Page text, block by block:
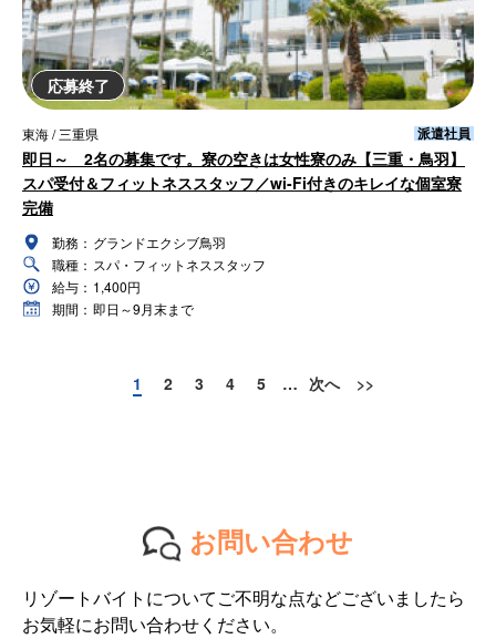
応募終了
東海 / 三重県 派遣社員
即日～ 2名の募集です。寮の空きは女性寮のみ【三重・鳥羽】
スパ受付＆フィットネススタッフ／wi-Fi付きのキレイな個室寮
完備
勤務： グランドエクシブ鳥羽
職種： スパ・フィットネススタッフ
給与： 1,400円
期間： 即日～9月末まで
1 2 3 4 5 … 次へ >>
お問い合わせ
リゾートバイトについてご不明な点などございましたら
お気軽にお問い合わせください。